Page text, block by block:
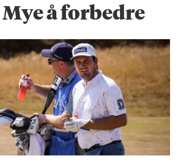
å forbedre